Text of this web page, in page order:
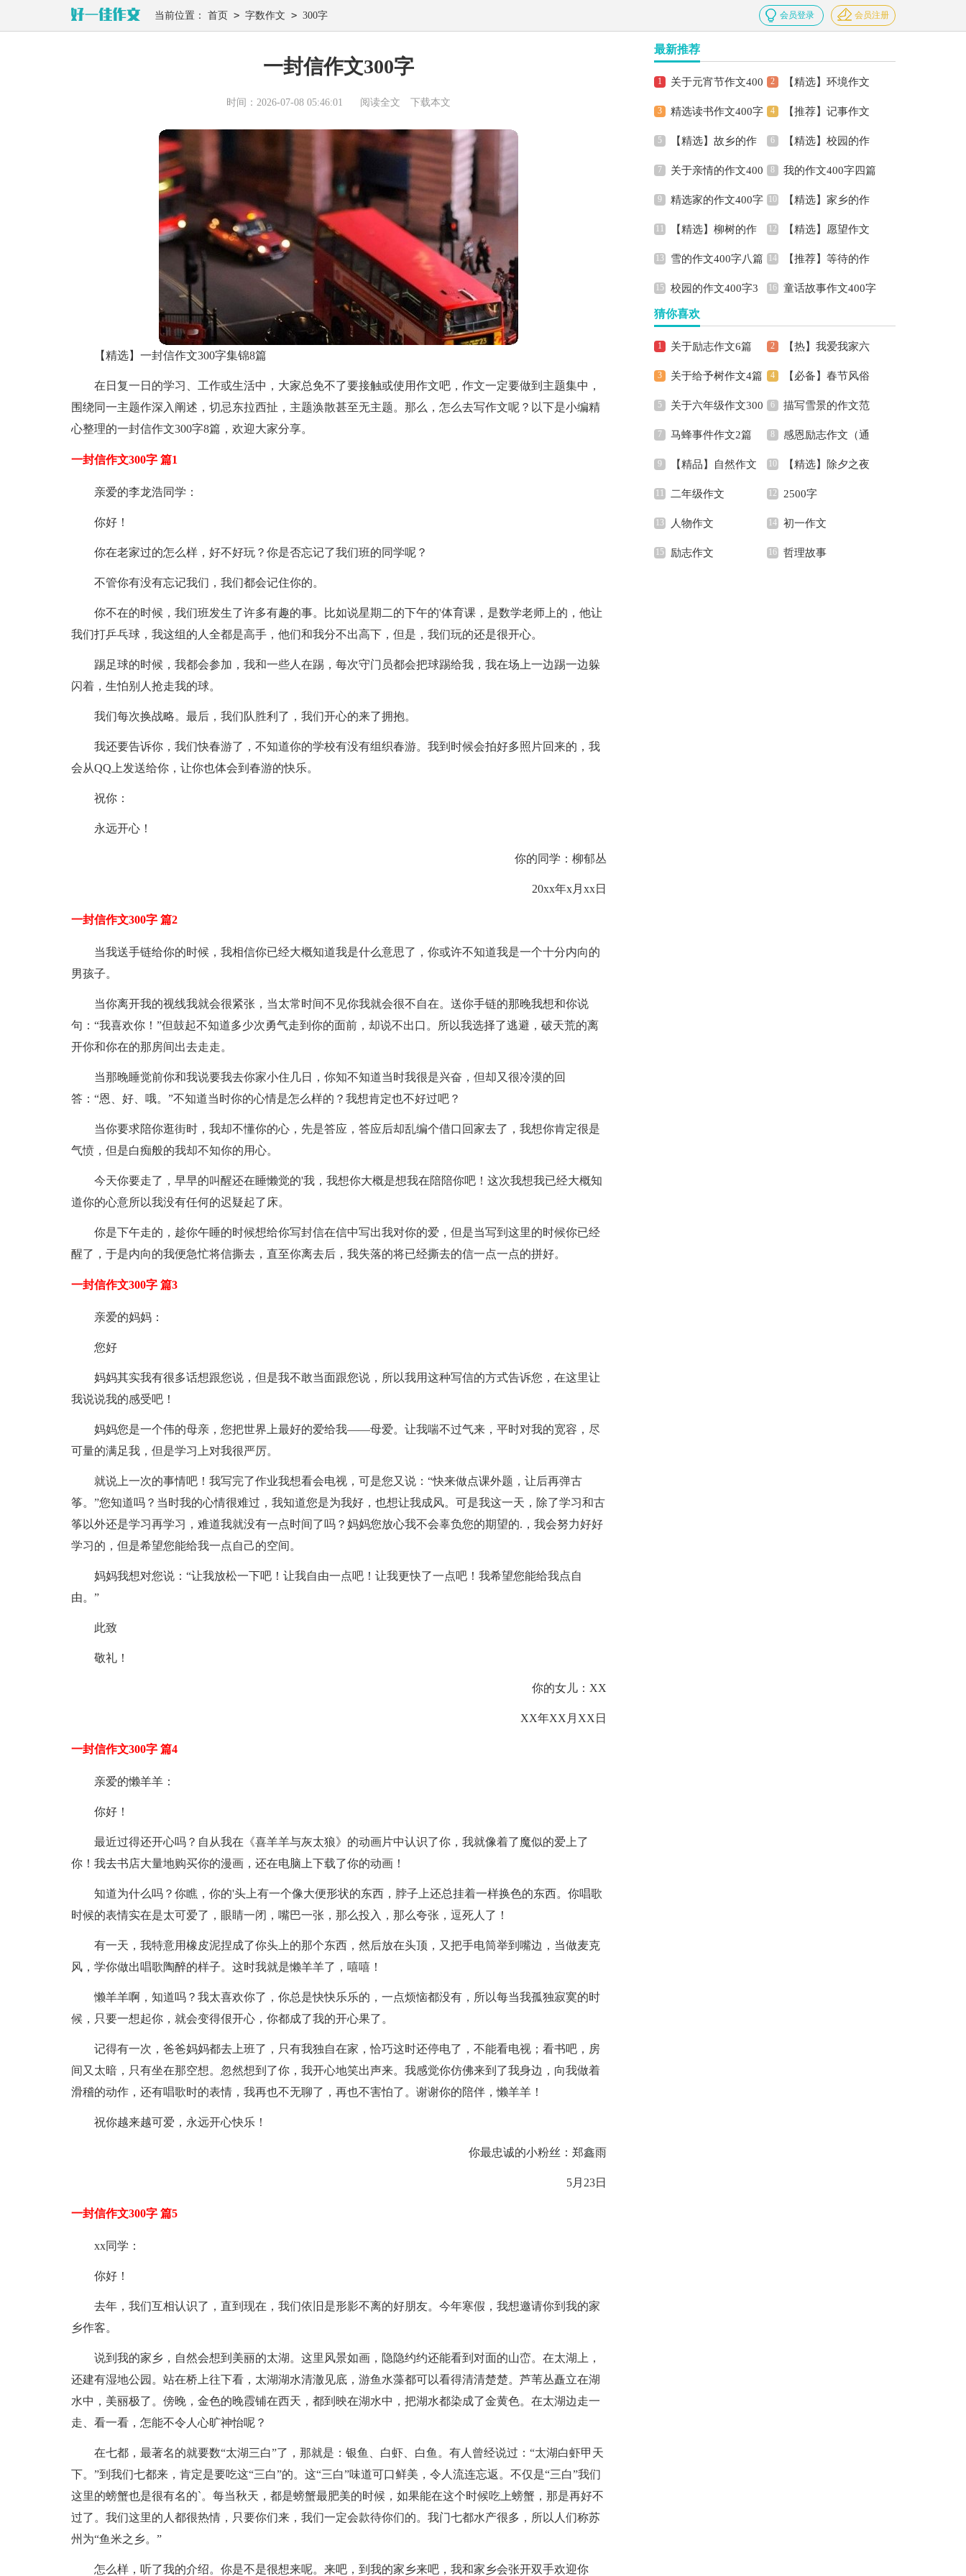
当前位置： 首页 > 字数作文 > 300字 会员登录 会员注册
一封信作文300字
时间：2026-07-08 05:46:01 阅读全文 下载本文
【精选】一封信作文300字集锦8篇
在日复一日的学习、工作或生活中，大家总免不了要接触或使用作文吧，作文一定要做到主题集中，
围绕同一主题作深入阐述，切忌东拉西扯，主题涣散甚至无主题。那么，怎么去写作文呢？以下是小编精
心整理的一封信作文300字8篇，欢迎大家分享。
一封信作文300字 篇1
亲爱的李龙浩同学：
你好！
你在老家过的怎么样，好不好玩？你是否忘记了我们班的同学呢？
不管你有没有忘记我们，我们都会记住你的。
你不在的时候，我们班发生了许多有趣的事。比如说星期二的下午的'体育课，是数学老师上的，他让
我们打乒乓球，我这组的人全都是高手，他们和我分不出高下，但是，我们玩的还是很开心。
踢足球的时候，我都会参加，我和一些人在踢，每次守门员都会把球踢给我，我在场上一边踢一边躲
闪着，生怕别人抢走我的球。
我们每次换战略。最后，我们队胜利了，我们开心的来了拥抱。
我还要告诉你，我们快春游了，不知道你的学校有没有组织春游。我到时候会拍好多照片回来的，我
会从QQ上发送给你，让你也体会到春游的快乐。
祝你：
永远开心！
你的同学：柳郁丛
20xx年x月xx日
一封信作文300字 篇2
当我送手链给你的时候，我相信你已经大概知道我是什么意思了，你或许不知道我是一个十分内向的
男孩子。
当你离开我的视线我就会很紧张，当太常时间不见你我就会很不自在。送你手链的那晚我想和你说
句：“我喜欢你！”但鼓起不知道多少次勇气走到你的面前，却说不出口。所以我选择了逃避，破天荒的离
开你和你在的那房间出去走走。
当那晚睡觉前你和我说要我去你家小住几日，你知不知道当时我很是兴奋，但却又很冷漠的回
答：“恩、好、哦。”不知道当时你的心情是怎么样的？我想肯定也不好过吧？
当你要求陪你逛街时，我却不懂你的心，先是答应，答应后却乱编个借口回家去了，我想你肯定很是
气愤，但是白痴般的我却不知你的用心。
今天你要走了，早早的叫醒还在睡懒觉的'我，我想你大概是想我在陪陪你吧！这次我想我已经大概知
道你的心意所以我没有任何的迟疑起了床。
你是下午走的，趁你午睡的时候想给你写封信在信中写出我对你的爱，但是当写到这里的时候你已经
醒了，于是内向的我便急忙将信撕去，直至你离去后，我失落的将已经撕去的信一点一点的拼好。
一封信作文300字 篇3
亲爱的妈妈：
您好
妈妈其实我有很多话想跟您说，但是我不敢当面跟您说，所以我用这种写信的方式告诉您，在这里让
我说说我的感受吧！
妈妈您是一个伟的母亲，您把世界上最好的爱给我——母爱。让我喘不过气来，平时对我的宽容，尽
可量的满足我，但是学习上对我很严厉。
就说上一次的事情吧！我写完了作业我想看会电视，可是您又说：“快来做点课外题，让后再弹古
筝。”您知道吗？当时我的心情很难过，我知道您是为我好，也想让我成风。可是我这一天，除了学习和古
筝以外还是学习再学习，难道我就没有一点时间了吗？妈妈您放心我不会辜负您的期望的.，我会努力好好
学习的，但是希望您能给我一点自己的空间。
妈妈我想对您说：“让我放松一下吧！让我自由一点吧！让我更快了一点吧！我希望您能给我点自
由。”
此致
敬礼！
你的女儿：XX
XX年XX月XX日
一封信作文300字 篇4
亲爱的懒羊羊：
你好！
最近过得还开心吗？自从我在《喜羊羊与灰太狼》的动画片中认识了你，我就像着了魔似的爱上了
你！我去书店大量地购买你的漫画，还在电脑上下载了你的动画！
知道为什么吗？你瞧，你的'头上有一个像大便形状的东西，脖子上还总挂着一样换色的东西。你唱歌
时候的表情实在是太可爱了，眼睛一闭，嘴巴一张，那么投入，那么夸张，逗死人了！
有一天，我特意用橡皮泥捏成了你头上的那个东西，然后放在头顶，又把手电筒举到嘴边，当做麦克
风，学你做出唱歌陶醉的样子。这时我就是懒羊羊了，嘻嘻！
懒羊羊啊，知道吗？我太喜欢你了，你总是快快乐乐的，一点烦恼都没有，所以每当我孤独寂寞的时
候，只要一想起你，就会变得佷开心，你都成了我的开心果了。
记得有一次，爸爸妈妈都去上班了，只有我独自在家，恰巧这时还停电了，不能看电视；看书吧，房
间又太暗，只有坐在那空想。忽然想到了你，我开心地笑出声来。我感觉你仿佛来到了我身边，向我做着
滑稽的动作，还有唱歌时的表情，我再也不无聊了，再也不害怕了。谢谢你的陪伴，懒羊羊！
祝你越来越可爱，永远开心快乐！
你最忠诚的小粉丝：郑鑫雨
5月23日
一封信作文300字 篇5
xx同学：
你好！
去年，我们互相认识了，直到现在，我们依旧是形影不离的好朋友。今年寒假，我想邀请你到我的家
乡作客。
说到我的家乡，自然会想到美丽的太湖。这里风景如画，隐隐约约还能看到对面的山峦。在太湖上，
还建有湿地公园。站在桥上往下看，太湖湖水清澈见底，游鱼水藻都可以看得清清楚楚。芦苇丛矗立在湖
水中，美丽极了。傍晚，金色的晚霞铺在西天，都到映在湖水中，把湖水都染成了金黄色。在太湖边走一
走、看一看，怎能不令人心旷神怡呢？
在七都，最著名的就要数“太湖三白”了，那就是：银鱼、白虾、白鱼。有人曾经说过：“太湖白虾甲天
下。”到我们七都来，肯定是要吃这“三白”的。这“三白”味道可口鲜美，令人流连忘返。不仅是“三白”我们
这里的螃蟹也是很有名的`。每当秋天，都是螃蟹最肥美的时候，如果能在这个时候吃上螃蟹，那是再好不
过了。我们这里的人都很热情，只要你们来，我们一定会款待你们的。我门七都水产很多，所以人们称苏
州为“鱼米之乡。”
怎么样，听了我的介绍。你是不是很想来呢。来吧，到我的家乡来吧，我和家乡会张开双手欢迎你
最新推荐
关于元宵节作文400
字3篇
【精选】环境作文
400字四篇
精选读书作文400字
汇编8篇
【推荐】记事作文
400字合集6篇
【精选】故乡的作
文400字4篇
【精选】校园的作
文400字4篇
关于亲情的作文400
字汇编7篇
我的作文400字四篇
精选家的作文400字
四篇
【精选】家乡的作
文400字9篇
【精选】柳树的作
文400字4篇
【精选】愿望作文
400字五篇
雪的作文400字八篇 【推荐】等待的作
文400字四篇
校园的作文400字3
篇
童话故事作文400字
猜你喜欢
关于励志作文6篇 【热】我爱我家六
年级作文
关于给予树作文4篇 【必备】春节风俗
作文600字锦集6篇
关于六年级作文300
字合集8篇
描写雪景的作文范
文
马蜂事件作文2篇 感恩励志作文（通
用7篇）
【精品】自然作文
五篇
【精选】除夕之夜
作文200字合集8篇
二年级作文 2500字
人物作文 初一作文
励志作文 哲理故事